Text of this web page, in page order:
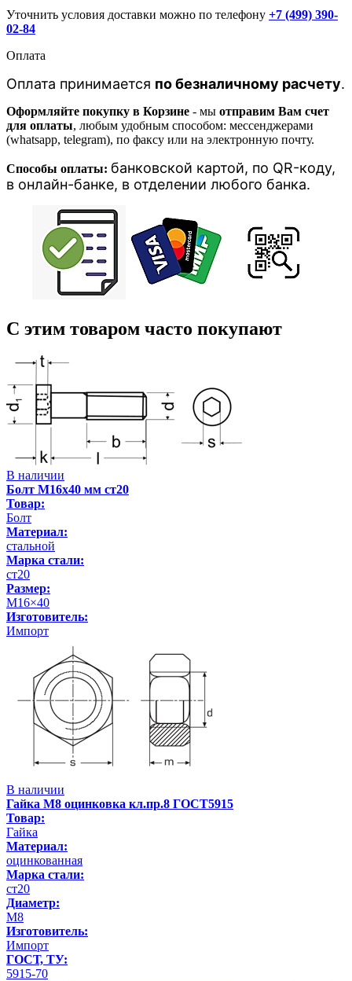
Уточнить условия доставки можно по телефону +7 (499) 390-
02-84
Оплата
Оплата принимается по безналичному расчету.
Оформляйте покупку в Корзине - мы отправим Вам счет
для оплаты, любым удобным способом: мессенджерами
(whatsapp, telegram), по факсу или на электронную почту.
Способы оплаты: банковской картой, по QR-коду,
в онлайн-банке, в отделении любого банка.
С этим товаром часто покупают
В наличии
Болт М16х40 мм ст20
Товар:
Болт
Материал:
стальной
Марка стали:
ст20
Размер:
М16×40
Изготовитель:
Импорт
В наличии
Гайка М8 оцинковка кл.пр.8 ГОСТ5915
Товар:
Гайка
Материал:
оцинкованная
Марка стали:
ст20
Диаметр:
М8
Изготовитель:
Импорт
ГОСТ, ТУ:
5915-70